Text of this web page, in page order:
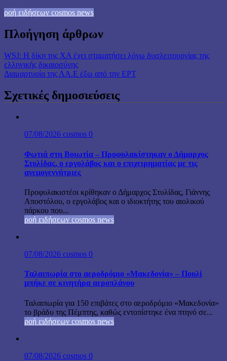
ροή ειδήσεων cosmos news
Πλοήγηση άρθρων
WSJ: Η δίκη της ΧΑ έχει σταματήσει λόγω δυσλειτουργίας της
ελληνικής δικαιοσύνης
Διαμαρτυρία της ΛΑ.Ε έξω από την ΕΡΤ
Σχετικές δημοσιεύσεις
07/08/2026 cosmos 0
Φωτιά στη Βοιωτία – Προφυλακίστηκαν ο Δήμαρχος
Στυλίδας, ο εργολάβος και ο επιχειρηματίας με τις
ανεμογεννήτριες
Προφυλακιστέοι κρίθηκαν ο Δήμαρχος Στυλίδας, Γιάννης
Αποστόλου, ο εργολάβος και ο ιδιοκτήτης του αιολικού
πάρκου που...
ροή ειδήσεων cosmos news
07/08/2026 cosmos 0
Ταλαιπωρία στο αεροδρόμιο «Μακεδονία» – Πουλί
μπήκε σε κινητήρα αεροπλάνου
Ταλαιπωρία για 150 επιβάτες στο αεροδρόμιο «Μακεδονία»
το βράδυ της Πέμπτης, καθώς εντοπίστηκε ένα πτηνό σε...
ροή ειδήσεων cosmos news
07/08/2026 cosmos 0